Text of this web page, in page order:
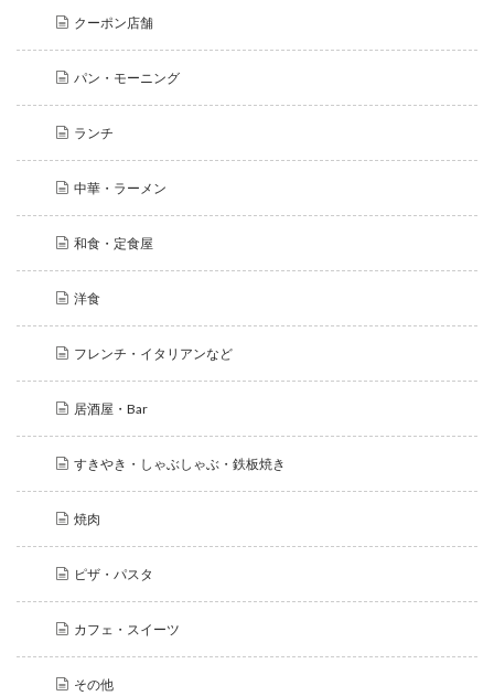
クーポン店舗
パン・モーニング
ランチ
中華・ラーメン
和食・定食屋
洋食
フレンチ・イタリアンなど
居酒屋・Bar
すきやき・しゃぶしゃぶ・鉄板焼き
焼肉
ピザ・パスタ
カフェ・スイーツ
その他